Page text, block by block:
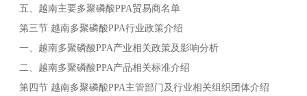
五、 越南主要多聚磷酸PPA贸易商名单
第三节 越南多聚磷酸PPA行业政策介绍
一、 越南多聚磷酸PPA产业相关政策及影响分析
二、 越南多聚磷酸PPA产品相关标准介绍
第四节 越南多聚磷酸PPA主管部门及行业相关组织团体介绍